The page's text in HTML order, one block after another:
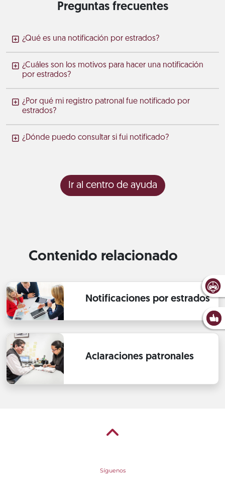
Preguntas frecuentes
¿Qué es una notificación por estrados?
¿Cuáles son los motivos para hacer una notificación
por estrados?
¿Por qué mi registro patronal fue notificado por
estrados?
¿Dónde puedo consultar si fui notificado?
Ir al centro de ayuda
Contenido relacionado
Notificaciones por estrados
Aclaraciones patronales
Síguenos